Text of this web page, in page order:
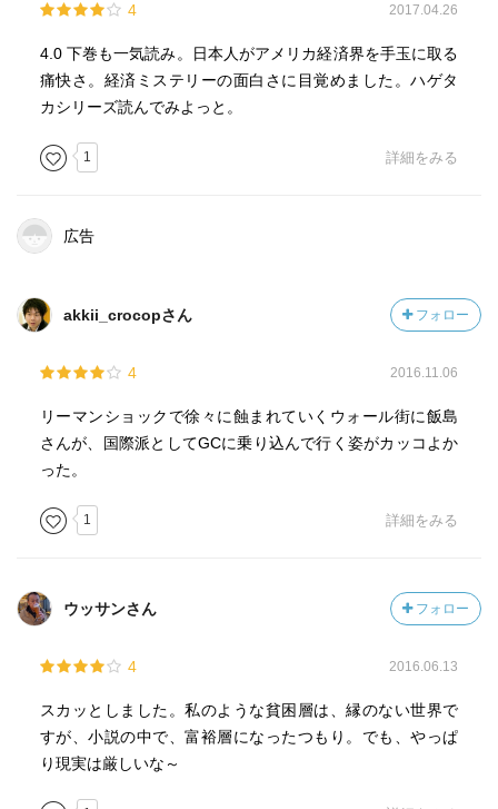
4 2017.04.26
4.0 下巻も一気読み。日本人がアメリカ経済界を手玉に取る
痛快さ。経済ミステリーの面白さに目覚めました。ハゲタ
カシリーズ読んでみよっと。
1 詳細をみる
広告
akkii_crocopさん フォロー
4 2016.11.06
リーマンショックで徐々に蝕まれていくウォール街に飯島
さんが、国際派としてGCに乗り込んで行く姿がカッコよか
った。
1 詳細をみる
ウッサンさん フォロー
4 2016.06.13
スカッとしました。私のような貧困層は、縁のない世界で
すが、小説の中で、富裕層になったつもり。でも、やっぱ
り現実は厳しいな～